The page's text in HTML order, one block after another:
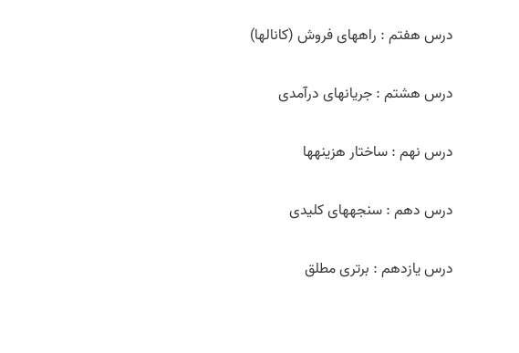
درس هفتم : راه­های فروش (کانال­ها)
درس هشتم : جریان­های درآمدی
درس نهم : ساختار هزینه­ها
درس دهم : سنجه­های کلیدی
درس یازدهم : برتری مطلق